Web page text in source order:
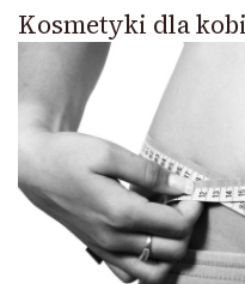
Kosmetyki dla